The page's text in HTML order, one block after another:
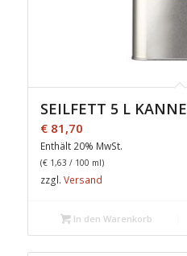
SEILFETT 5 L KANNE
€81,70
Enthält 20% MwSt.
(€1,63 / 100 ml)
zzgl. Versand
In den Warenkorb